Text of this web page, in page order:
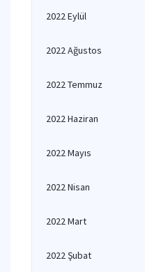
2022 Eylül
2022 Ağustos
2022 Temmuz
2022 Haziran
2022 Mayıs
2022 Nisan
2022 Mart
2022 Şubat